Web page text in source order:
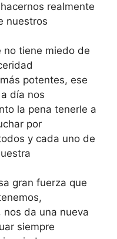
realmente
nuestros
no tiene miedo de
potentes, ese
día nos
la pena tenerle a
por
y cada uno de
gran fuerza que
da una nueva
siempre